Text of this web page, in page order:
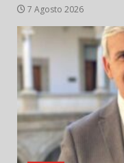
7 Agosto 2026